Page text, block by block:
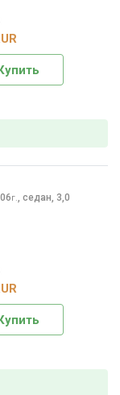
г., седан, 3,0